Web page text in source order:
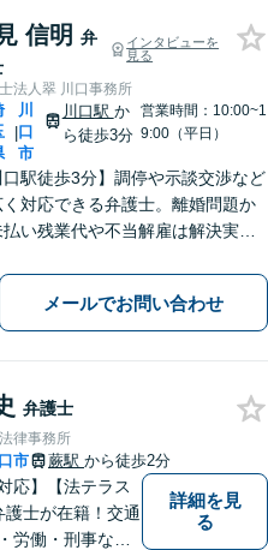
信明 弁
インタビューを
見る
法人翠 川口事務所
|
川
口
市
川口駅 か
ら徒歩3分
営業時間：10:00~1
9:00（平日）
口駅徒歩3分】調停や示談交渉など
く対応できる弁護士。離婚問題か
払い残業代や不当解雇は解決実績
初回無料相談】労働問題委員会に
する弁護士です。お気軽にご相談
さい。
メールでお問い合わせ
弁護士
律事務所
市 蕨駅 から徒歩2分
応】【法テラス
士が在籍！交通
労働・刑事な
詳細を見
る